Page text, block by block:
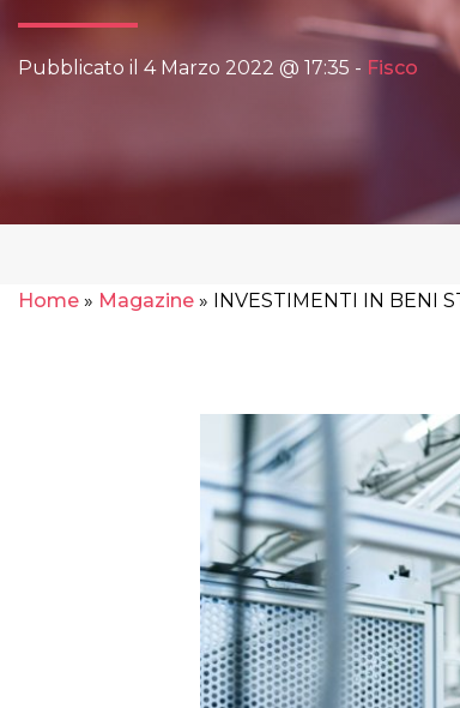
Pubblicato il 4 Marzo 2022 @ 17:35 - Fisco
Home » Magazine » INVESTIMENTI IN BENI